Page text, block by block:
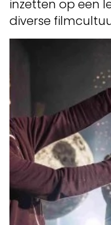
inzetten op een
diverse